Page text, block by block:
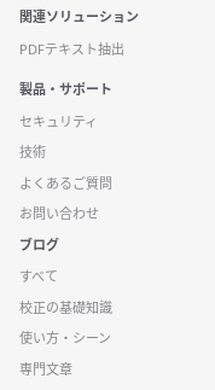
関連ソリューション
PDFテキスト抽出
製品・サポート
セキュリティ
技術
よくあるご質問
お問い合わせ
ブログ
すべて
校正の基礎知識
使い方・シーン
専門文章